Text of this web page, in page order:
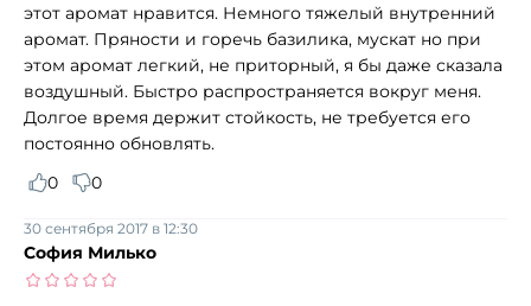
этот аромат нравится. Немного тяжелый внутренний
аромат. Пряности и горечь базилика, мускат но при
этом аромат легкий, не приторный, я бы даже сказала
воздушный. Быстро распространяется вокруг меня.
Долгое время держит стойкость, не требуется его
постоянно обновлять.
0
0
София Милько
30 сентября 2017 в 12:30